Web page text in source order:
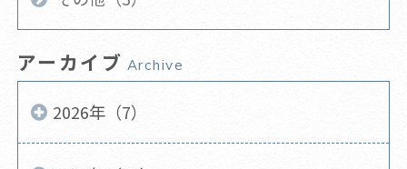
アーカイブ Archive
2026年（7）